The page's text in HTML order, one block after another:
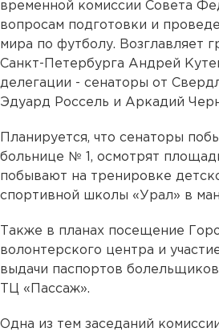
временной комиссии Совета
вопросам подготовки и
мира по футболу. Возглавляет
Санкт-Петербурга Андрей
делегации - сенаторы от
Эдуард Россель и Аркадий
Планируется, что сенаторы
больнице № 1, осмотрят
побывают на тренировке
спортивной школы «Урал» в
Также в планах посещение
волонтерского центра и
выдачи паспортов
ТЦ «Пассаж».
Одна из тем заседаний